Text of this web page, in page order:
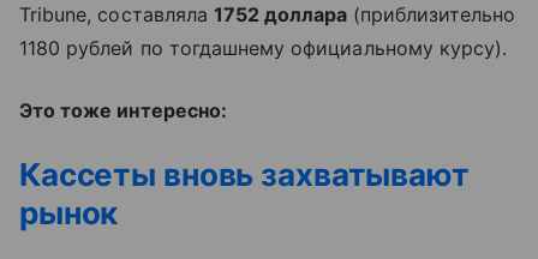
Tribune, составляла 1752 доллара (приблизительно
1180 рублей по тогдашнему официальному курсу).
Это тоже интересно:
Кассеты вновь захватывают
рынок